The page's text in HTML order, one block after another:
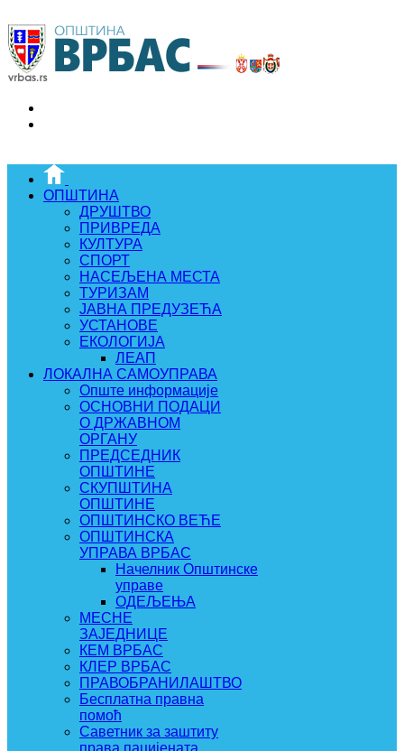
ОПШТИНА
ДРУШТВО
ПРИВРЕДА
КУЛТУРА
СПОРТ
НАСЕЉЕНА МЕСТА
ТУРИЗАМ
ЈАВНА ПРЕДУЗЕЋА
УСТАНОВЕ
ЕКОЛОГИЈА
ЛЕАП
ЛОКАЛНА САМОУПРАВА
Опште информације
ОСНОВНИ ПОДАЦИ
О ДРЖАВНОМ
ОРГАНУ
ПРЕДСЕДНИК
ОПШТИНЕ
СКУПШТИНА
ОПШТИНЕ
ОПШТИНСКО ВЕЋЕ
ОПШТИНСКА
УПРАВА ВРБАС
Начелник Општинске
управе
ОДЕЉЕЊА
МЕСНЕ
ЗАЈЕДНИЦЕ
КЕМ ВРБАС
КЛЕР ВРБАС
ПРАВОБРАНИЛАШТВО
Бесплатна правна
помоћ
Саветник за заштиту
права пацијената